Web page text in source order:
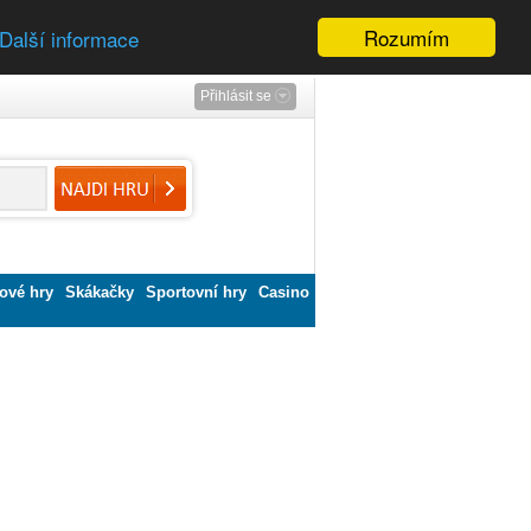
Rozumím
Další informace
Přihlásit se
hry Skákačky Sportovní hry Casino